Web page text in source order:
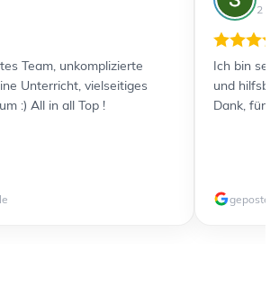
Team, unkomplizierte
vielseitiges
:) All in all Top !
2
Ich bin
und
Dank, für